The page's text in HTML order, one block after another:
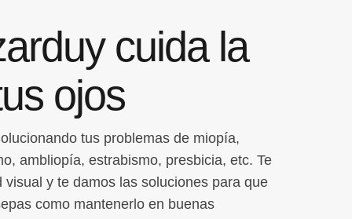
cuida la
ojos
tus problemas de miopía,
ambliopía, estrabismo, presbicia, etc. Te
y te damos las soluciones para que
como mantenerlo en buenas